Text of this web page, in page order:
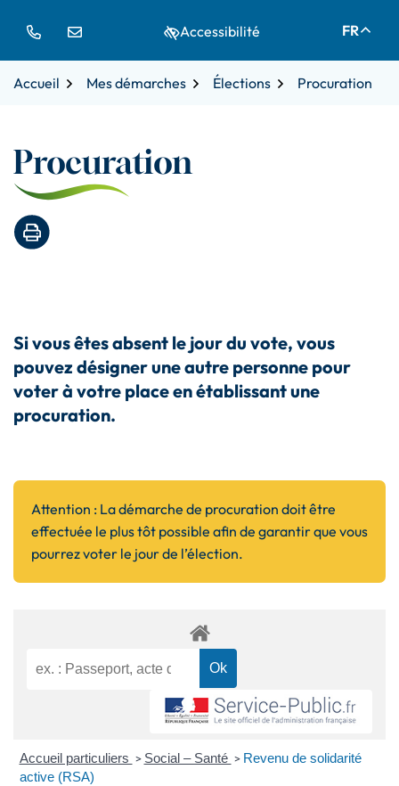
navigation
FR
Accessibilité
Accueil Mes démarches Élections Procuration
Procuration
Imprimer la page
Si vous êtes absent le jour du vote, vous
pouvez désigner une autre personne pour
voter à votre place en établissant une
procuration.
Attention : La démarche de procuration doit être
effectuée le plus tôt possible afin de garantir que vous
pourrez voter le jour de l’élection.
Accueil particuliers > Social – Santé > Revenu de solidarité
active (RSA)